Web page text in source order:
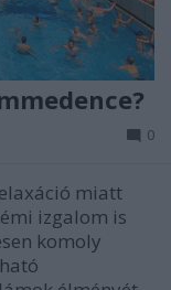
0
miatt
izgalom is
komoly